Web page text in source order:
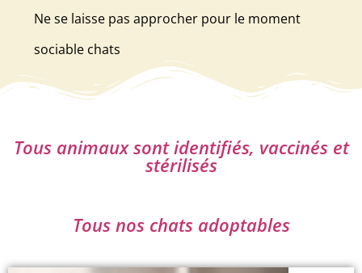
Ne se laisse pas approcher pour le moment
sociable chats
Tous animaux sont identifiés, vaccinés et
stérilisés
Tous nos chats adoptables